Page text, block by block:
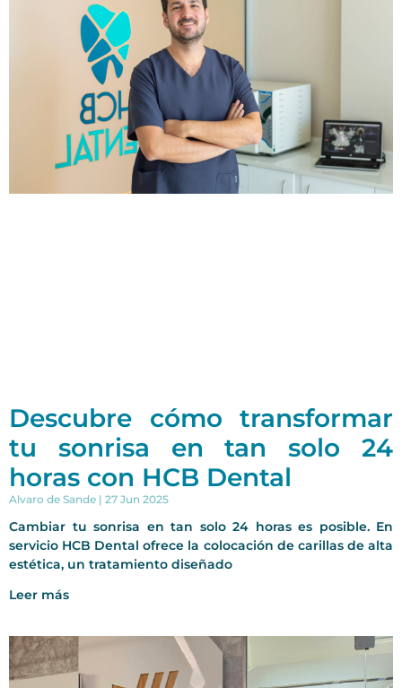
Descubre cómo transformar
tu sonrisa en tan solo 24
horas con HCB Dental
Alvaro de Sande 27 Jun 2025
Cambiar tu sonrisa en tan solo 24 horas es posible. En
servicio HCB Dental ofrece la colocación de carillas de alta
estética, un tratamiento diseñado
Leer más